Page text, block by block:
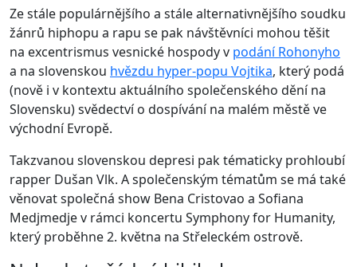
Ze stále populárnějšího a stále alternativnějšího soudku
žánrů hiphopu a rapu se pak návštěvníci mohou těšit
na excentrismus vesnické hospody v podání Rohonyho
a na slovenskou hvězdu hyper-popu Vojtika, který podá
(nově i v kontextu aktuálního společenského dění na
Slovensku) svědectví o dospívání na malém městě ve
východní Evropě.
Takzvanou slovenskou depresi pak tématicky prohloubí
rapper Dušan Vlk. A společenským tématům se má také
věnovat společná show Bena Cristovao a Sofiana
Medjmedje v rámci koncertu Symphony for Humanity,
který proběhne 2. května na Střeleckém ostrově.